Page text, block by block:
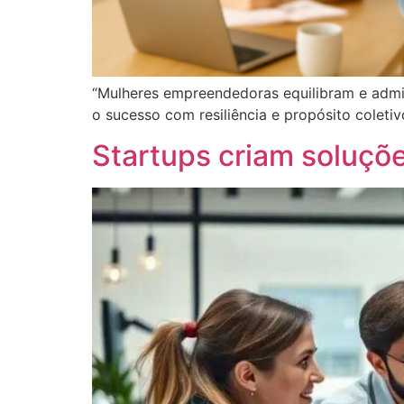
“Mulheres empreendedoras equilibram e
o sucesso com resiliência e propósito
Startups criam